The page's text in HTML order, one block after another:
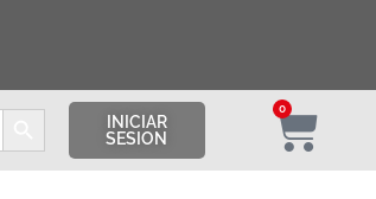
Botón de búsqueda
INICIAR
SESION
0